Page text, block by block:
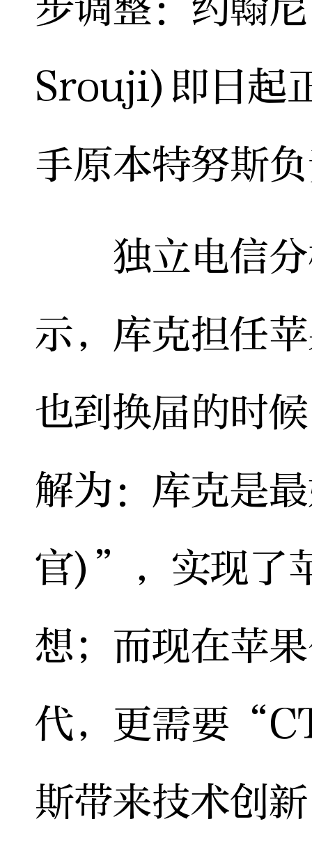
Srouji)即日起
手原本特努斯
独立电信分
示，库克担任
也到换届的时
解为：库克是
官)”，实现了
想；而现在苹
代，更需要
斯带来技术创